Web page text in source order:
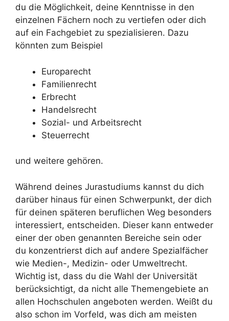
du die Möglichkeit, deine Kenntnisse in den
einzelnen Fächern noch zu vertiefen oder dich
auf ein Fachgebiet zu spezialisieren. Dazu
könnten zum Beispiel
Europarecht
Familienrecht
Erbrecht
Handelsrecht
Sozial- und Arbeitsrecht
Steuerrecht
und weitere gehören.
Während deines Jurastudiums kannst du dich
darüber hinaus für einen Schwerpunkt, der dich
für deinen späteren beruflichen Weg besonders
interessiert, entscheiden. Dieser kann entweder
einer der oben genannten Bereiche sein oder
du konzentrierst dich auf andere Spezialfächer
wie Medien-, Medizin- oder Umweltrecht.
Wichtig ist, dass du die Wahl der Universität
berücksichtigt, da nicht alle Themengebiete an
allen Hochschulen angeboten werden. Weißt du
also schon im Vorfeld, was dich am meisten